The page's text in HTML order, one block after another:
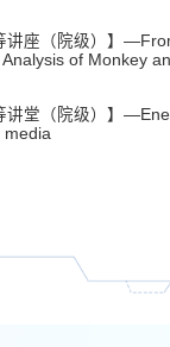
讲座（院级）】
of Monkey
讲堂（院级）】
media